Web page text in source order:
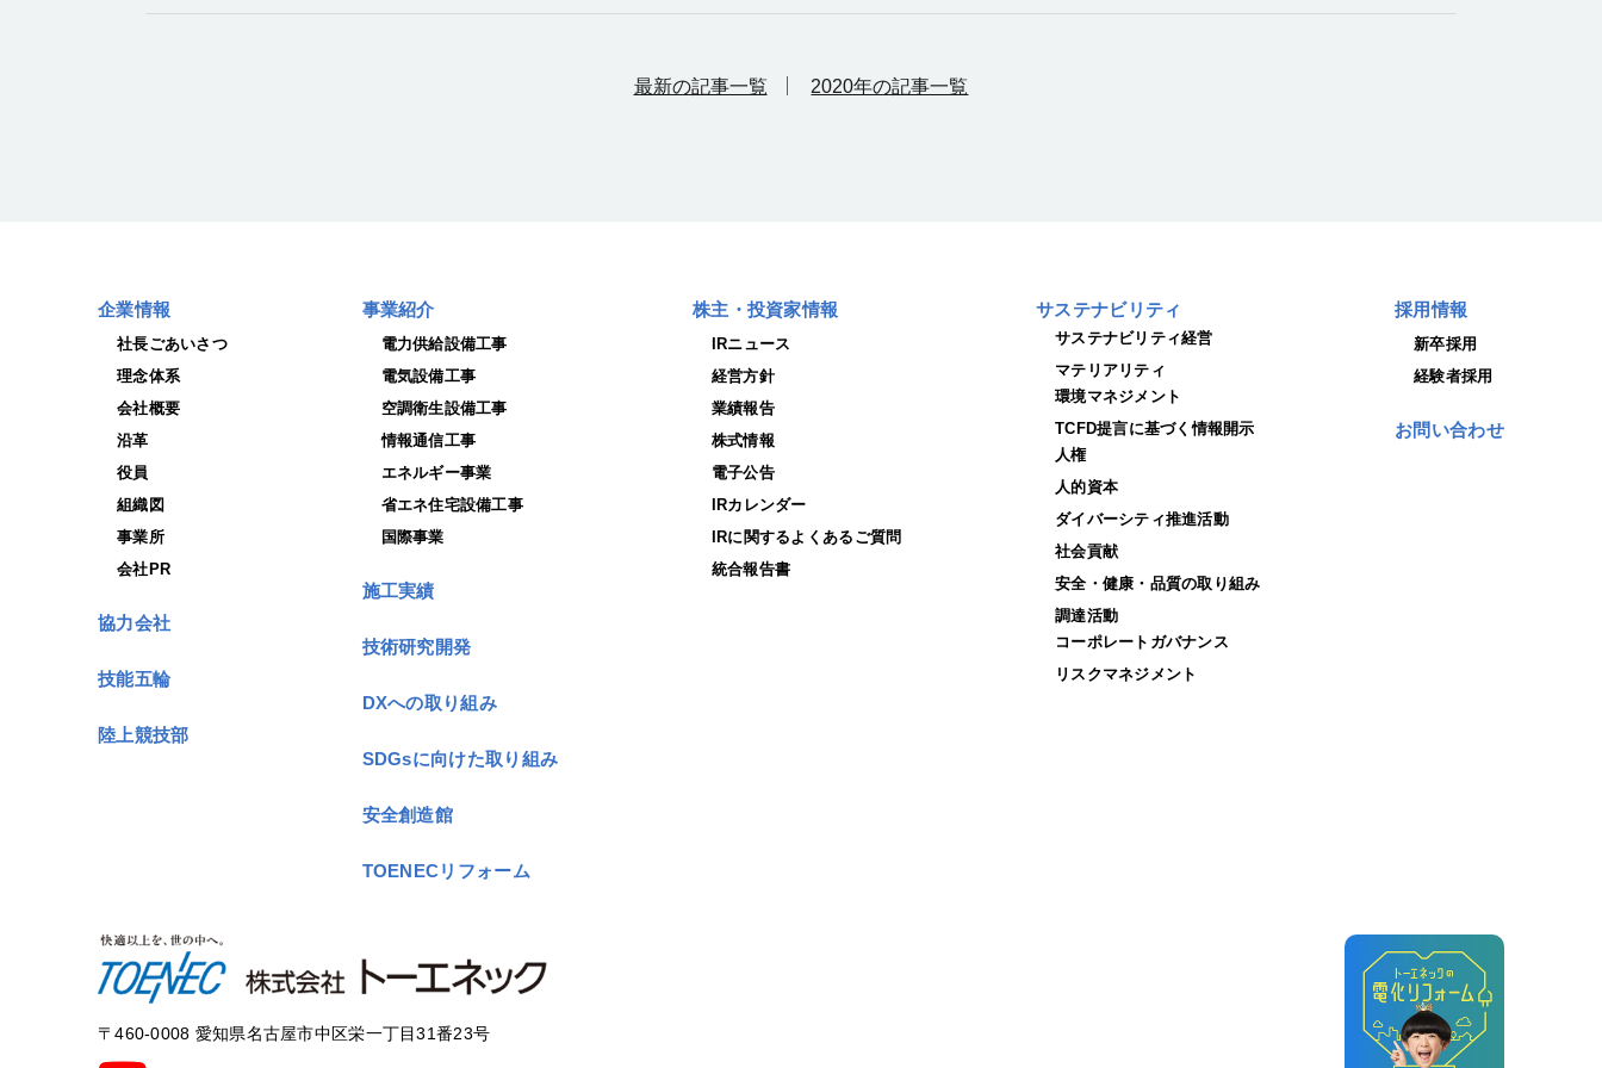
最新の記事一覧 2020年の記事一覧
企業情報
社長ごあいさつ
理念体系
会社概要
沿革
役員
組織図
事業所
会社PR
協力会社
技能五輪
陸上競技部
事業紹介
電力供給設備工事
電気設備工事
空調衛生設備工事
情報通信工事
エネルギー事業
省エネ住宅設備工事
国際事業
施工実績
技術研究開発
DXへの取り組み
SDGsに向けた取り組み
安全創造館
TOENECリフォーム
株主・投資家情報
IRニュース
経営方針
業績報告
株式情報
電子公告
IRカレンダー
IRに関するよくあるご質問
統合報告書
サステナビリティ
サステナビリティ経営
マテリアリティ
環境マネジメント
TCFD提言に基づく情報開示
人権
人的資本
ダイバーシティ推進活動
社会貢献
安全・健康・品質の取り組み
調達活動
コーポレートガバナンス
リスクマネジメント
採用情報
新卒採用
経験者採用
お問い合わせ
〒460-0008 愛知県名古屋市中区栄一丁目31番23号